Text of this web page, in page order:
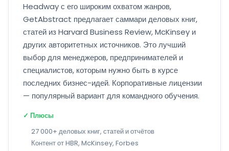
Headway с его широким охватом жанров,
GetAbstract предлагает саммари деловых книг,
статей из Harvard Business Review, McKinsey и
других авторитетных источников. Это лучший
выбор для менеджеров, предпринимателей и
специалистов, которым нужно быть в курсе
последних бизнес-идей. Корпоративные лицензии
— популярный вариант для командного обучения.
✓ Плюсы
27 000+ деловых книг, статей и отчётов
Контент от HBR, McKinsey, Forbes